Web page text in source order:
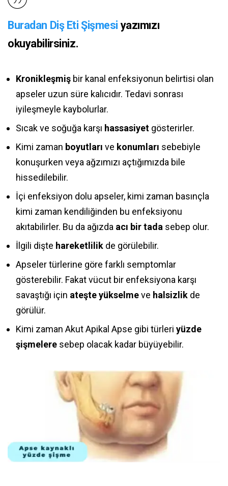
Buradan Diş Eti Şişmesi yazımızı
okuyabilirsiniz.
Kronikleşmiş bir kanal enfeksiyonun belirtisi olan
apseler uzun süre kalıcıdır. Tedavi sonrası
iyileşmeyle kaybolurlar.
Sıcak ve soğuğa karşı hassasiyet gösterirler.
Kimi zaman boyutları ve konumları sebebiyle
konuşurken veya ağzımızı açtığımızda bile
hissedilebilir.
İçi enfeksiyon dolu apseler, kimi zaman basınçla
kimi zaman kendiliğinden bu enfeksiyonu
akıtabilirler. Bu da ağızda acı bir tada sebep olur.
İlgili dişte hareketlilik de görülebilir.
Apseler türlerine göre farklı semptomlar
gösterebilir. Fakat vücut bir enfeksiyona karşı
savaştığı için ateşteyükselmeve halsizlik de
görülür.
Kimi zaman Akut Apikal Apse gibi türleri yüzde
şişmelere sebep olacak kadar büyüyebilir.